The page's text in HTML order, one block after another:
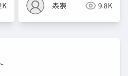
森崇 9.8K